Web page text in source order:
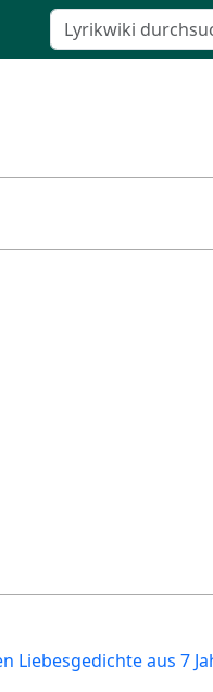
Liebesgedichte aus 7